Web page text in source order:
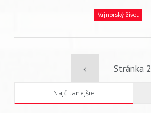
Vajnorský život
Previous
page
Stránka 2
Najčítanejšie